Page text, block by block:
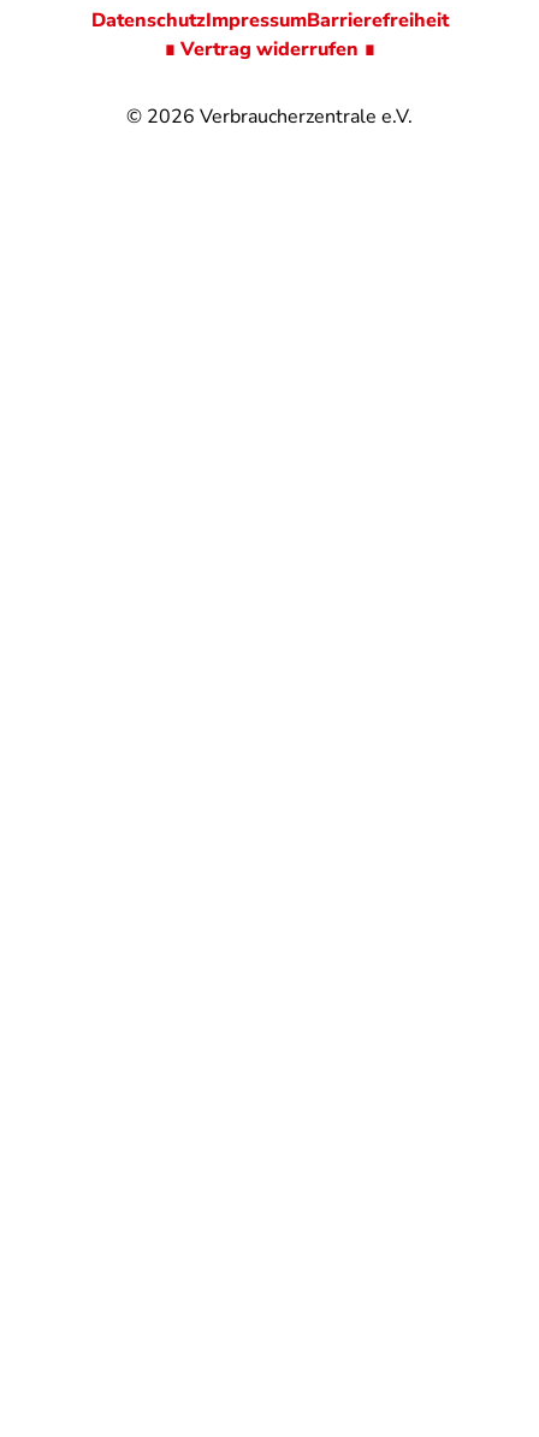
© 2026 Verbraucherzentrale e.V.
DatenschutzImpressumBarrierefreiheit
∎ Vertrag widerrufen ∎